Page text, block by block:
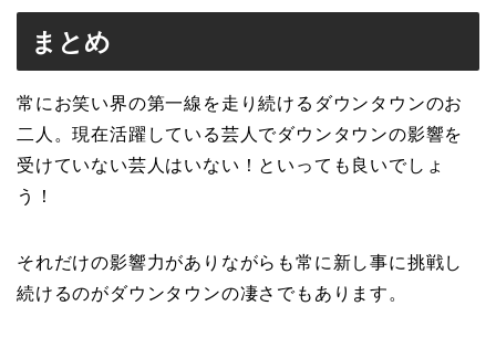
まとめ
常にお笑い界の第一線を走り続けるダウンタウンのお
二人。現在活躍している芸人でダウンタウンの影響を
受けていない芸人はいない！といっても良いでしょ
う！
それだけの影響力がありながらも常に新し事に挑戦し
続けるのがダウンタウンの凄さでもあります。